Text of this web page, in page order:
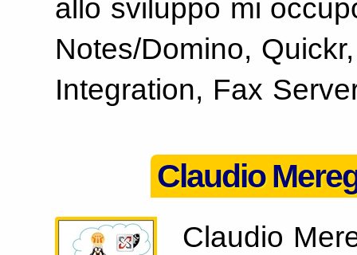
allo sviluppo mi
Notes/Domino,
Integration, Fax
Claudio
Claudio